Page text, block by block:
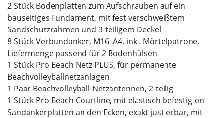
2 Stück Bodenplatten zum Aufschrauben auf ein
bauseitiges Fundament, mit fest verschweißtem
Sandschutzrahmen und 3-teiligem Deckel
8 Stück Verbundanker, M16, A4, inkl. Mörtelpatrone,
Liefermenge passend für 2 Bodenhülsen
1 Stück Pro Beach Netz PLUS, für permanente
Beachvolleyballnetzanlagen
1 Paar Beachvolleyball-Netzantennen, 2-teilig
1 Stück Pro Beach Courtline, mit elastisch befestigten
Sandankerplatten an den Ecken, exakt justierbar, mit